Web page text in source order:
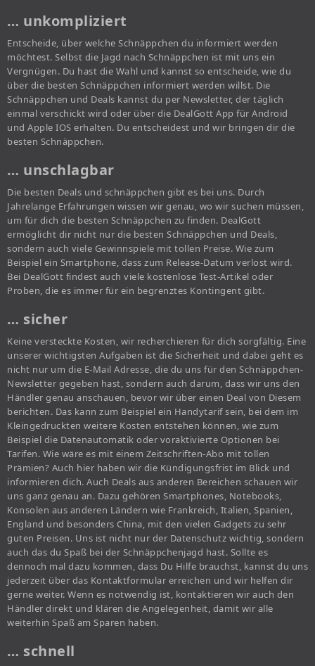
… unkompliziert
Entscheide, über welche Schnäppchen du informiert werden
möchtest. Selbst die Jagd nach Schnäppchen ist mit uns ein
Vergnügen. Du hast die Wahl und kannst so entscheide, wie du
über die besten Schnäppchen informiert werden willst. Die
Schnäppchen und Deals kannst du per Newsletter, der täglich
einmal verschickt wird oder über die DealGott App für Android
und Apple IOS erhalten. Du entscheidest und wir bringen dir die
besten Schnäppchen.
… unschlagbar
Die besten Deals und schnäppchen gibt es bei uns. Durch
Jahrelange Erfahrungen wissen wir genau, wo wir suchen müssen,
um für dich die besten Schnäppchen zu finden. DealGott
ermöglicht dir nicht nur die besten Schnäppchen und Deals,
sondern auch viele Gewinnspiele mit tollen Preise. Wie zum
Beispiel ein Smartphone, dass zum Release-Datum verlost wird.
Bei DealGott findest auch viele kostenlose Test-Artikel oder
Proben, die es immer für ein begrenztes Kontingent gibt.
… sicher
Keine versteckte Kosten, wir recherchieren für dich sorgfältig. Eine
unserer wichtigsten Aufgaben ist die Sicherheit und dabei geht es
nicht nur um die E-Mail Adresse, die du uns für den Schnäppchen-
Newsletter gegeben hast, sondern auch darum, dass wir uns den
Händler genau anschauen, bevor wir über einen Deal von Diesem
berichten. Das kann zum Beispiel ein Handytarif sein, bei dem im
Kleingedruckten weitere Kosten entstehen können, wie zum
Beispiel die Datenautomatik oder voraktivierte Optionen bei
Tarifen. Wie wäre es mit einem Zeitschriften-Abo mit tollen
Prämien? Auch hier haben wir die Kündigungsfrist im Blick und
informieren dich. Auch Deals aus anderen Bereichen schauen wir
uns ganz genau an. Dazu gehören Smartphones, Notebooks,
Konsolen aus anderen Ländern wie Frankreich, Italien, Spanien,
England und besonders China, mit den vielen Gadgets zu sehr
guten Preisen. Uns ist nicht nur der Datenschutz wichtig, sondern
auch das du Spaß bei der Schnäppchenjagd hast. Sollte es
dennoch mal dazu kommen, dass Du Hilfe brauchst, kannst du uns
jederzeit über das Kontaktformular erreichen und wir helfen dir
gerne weiter. Wenn es notwendig ist, kontaktieren wir auch den
Händler direkt und klären die Angelegenheit, damit wir alle
weiterhin Spaß am Sparen haben.
… schnell